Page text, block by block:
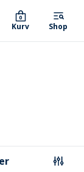
Kurv
0
Shop